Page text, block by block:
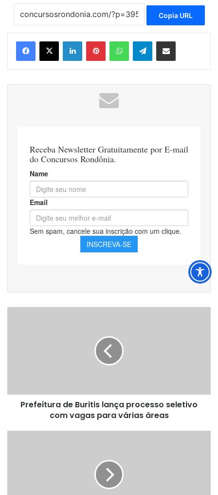
Copia URL
LinkedinPinterestWhatsAppTelegramCompartilhar via e-mail
para
váriasPrefeitura de Buritis lança processo seletivo
com vagas para várias áreas